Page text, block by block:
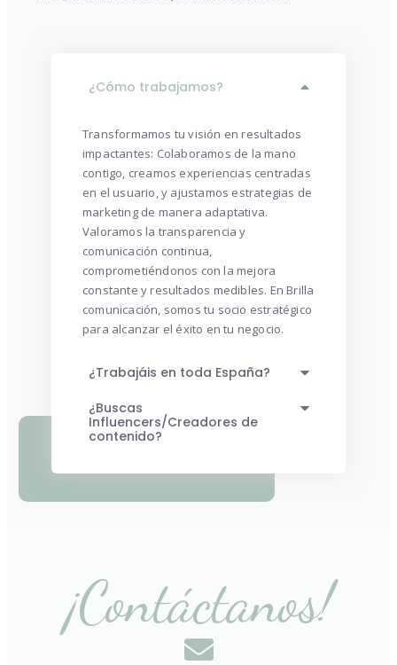
Transformamos tu visión en resultados
impactantes: Colaboramos de la mano
contigo, creamos experiencias centradas
en el usuario, y ajustamos estrategias de
marketing de manera adaptativa.
Valoramos la transparencia y
comunicación continua,
comprometiéndonos con la mejora
constante y resultados medibles. En Brilla
comunicación, somos tu socio estratégico
¿Trabajáis en toda España?
¿Buscas
¡Contáctanos!